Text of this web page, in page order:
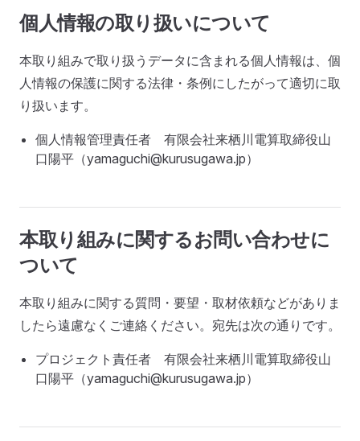
個人情報の取り扱いについて
本取り組みで取り扱うデータに含まれる個人情報は、個
人情報の保護に関する法律・条例にしたがって適切に取
り扱います。
個人情報管理責任者 有限会社来栖川電算取締役山
口陽平（yamaguchi@kurusugawa.jp）
本取り組みに関するお問い合わせに
ついて
本取り組みに関する質問・要望・取材依頼などがありま
したら遠慮なくご連絡ください。宛先は次の通りです。
プロジェクト責任者 有限会社来栖川電算取締役山
口陽平（yamaguchi@kurusugawa.jp）